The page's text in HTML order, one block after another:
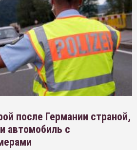
после Германии страной,
автомобиль с